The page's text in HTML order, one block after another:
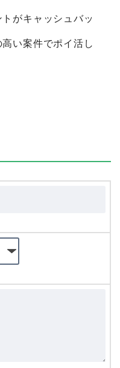
がキャッシュバッ
い案件でポイ活し